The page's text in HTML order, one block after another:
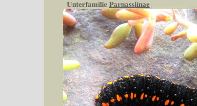
Unterfamilie Parnassiinae